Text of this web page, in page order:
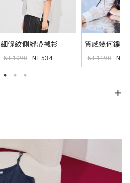
細條紋側綁帶襯衫
MORE U 中大尺碼上衣
NT.1090 NT.534
質感幾何鏤空
MORE U 中
NT.1190